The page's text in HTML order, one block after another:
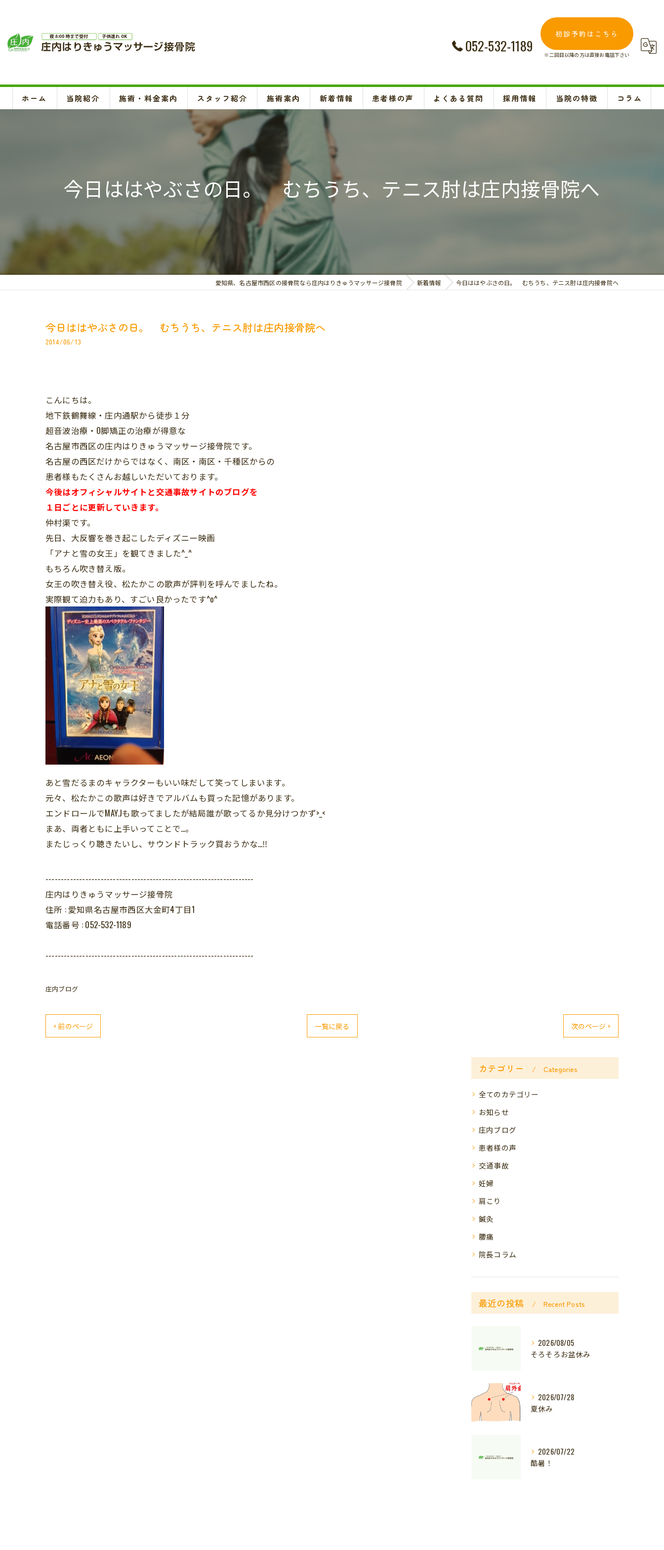
052-532-1189
初診予約はこちら
※二回目以降の方は直接お電話下さい
ホーム 当院紹介 施術・料金案内 スタッフ紹介 施術案内
頚椎、背骨、骨盤矯正、O脚矯正
ハイボルテージ・超音波治療、超短波治療
鍼灸(はり、きゅう)
悪阻・安産・逆子治療、不妊治療
交通事故治療
お悩み別の治療
新着情報 患者様の声 よくある質問 採用情報 当院の特徴
腰痛
コラム
今日ははやぶさの日。 むちうち、テニス肘は庄内接骨院へ
愛知県、名古屋市西区の接骨院なら庄内はりきゅうマッサージ接骨院 新着情報 今日ははやぶさの日。 むちうち、テニス肘は庄内接骨院へ
今日ははやぶさの日。 むちうち、テニス肘は庄内接骨院へ
2014/06/13
こんにちは。
地下鉄鶴舞線・庄内通駅から徒歩１分
超音波治療・O脚矯正の治療が得意な
名古屋市西区の庄内はりきゅうマッサージ接骨院です。
名古屋の西区だけからではなく、南区・南区・千種区からの
患者様もたくさんお越しいただいております。
今後はオフィシャルサイトと交通事故サイトのブログを
１日ごとに更新していきます。
仲村渠です。
先日、大反響を巻き起こしたディズニー映画
「アナと雪の女王」を観てきました^_^
もちろん吹き替え版。
女王の吹き替え役、松たかこの歌声が評判を呼んでましたね。
実際観て迫力もあり、すごい良かったです^o^
あと雪だるまのキャラクターもいい味だして笑ってしまいます。
元々、松たかこの歌声は好きでアルバムも買った記憶があります。
エンドロールでMAY.Jも歌ってましたが結局誰が歌ってるか見分けつかず>_<
まあ、両者ともに上手いってことで…。
またじっくり聴きたいし、サウンドトラック買おうかな…‼︎
--------------------------------------------------------------------
庄内はりきゅうマッサージ接骨院
住所 : 愛知県名古屋市西区大金町4丁目1
電話番号 : 052-532-1189
--------------------------------------------------------------------
庄内ブログ
< 前のページ 一覧に戻る 次のページ >
カテゴリー Categories
全てのカテゴリー
お知らせ
庄内ブログ
患者様の声
交通事故
妊婦
肩こり
鍼灸
腰痛
院長コラム
最近の投稿 Recent Posts
2026/08/05
そろそろお盆休み
2026/07/28
夏休み
2026/07/22
酷暑！